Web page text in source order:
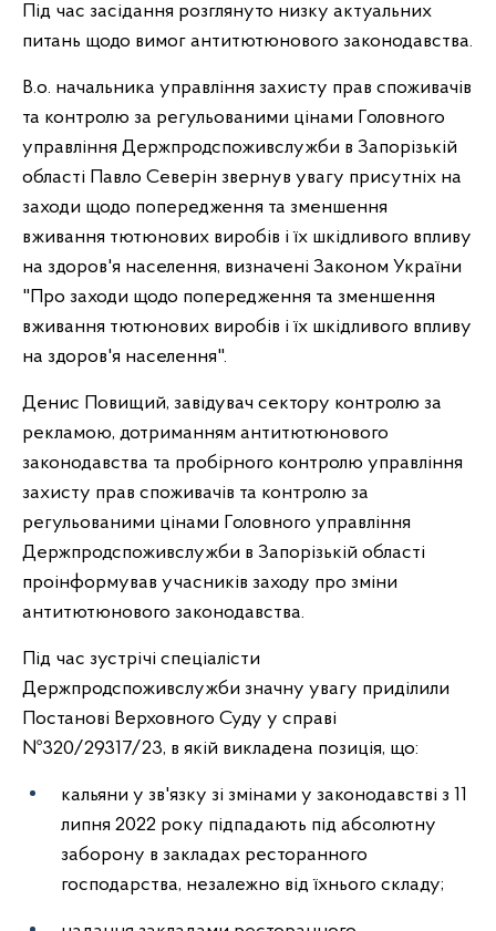
Під час засідання розглянуто низку актуальних
питань щодо вимог антитютюнового законодавства.
В.о. начальника управління захисту прав споживачів
та контролю за регульованими цінами Головного
управління Держпродспоживслужби в Запорізькій
області Павло Северін звернув увагу присутніх на
заходи щодо попередження та зменшення
вживання тютюнових виробів і їх шкідливого впливу
на здоров'я населення, визначені Законом України
"Про заходи щодо попередження та зменшення
вживання тютюнових виробів і їх шкідливого впливу
на здоров'я населення".
Денис Повищий, завідувач сектору контролю за
рекламою, дотриманням антитютюнового
законодавства та пробірного контролю управління
захисту прав споживачів та контролю за
регульованими цінами Головного управління
Держпродспоживслужби в Запорізькій області
проінформував учасників заходу про зміни
антитютюнового законодавства.
Під час зустрічі спеціалісти
Держпродспоживслужби значну увагу приділили
Постанові Верховного Суду у справі
№320/29317/23, в якій викладена позиція, що:
кальяни у зв'язку зі змінами у законодавстві з 11
липня 2022 року підпадають під абсолютну
заборону в закладах ресторанного
господарства, незалежно від їхнього складу;